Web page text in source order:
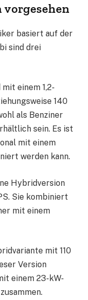
basiert auf der
sind drei
einem 1,2-
140
als Benziner
sein. Es ist
mit einem
werden kann.
Hybridversion
Sie kombiniert
mit einem
mit 110
Version
einem 23-kW-